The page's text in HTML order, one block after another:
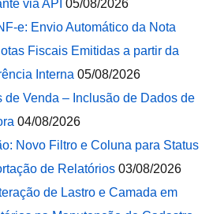
via API 05/08/2026
e: Envio Automático da Nota
Fiscais Emitidas a partir da
Interna 05/08/2026
de Venda – Inclusão de Dados de
04/08/2026
Novo Filtro e Coluna para Status
de Relatórios 03/08/2026
de Lastro e Camada em